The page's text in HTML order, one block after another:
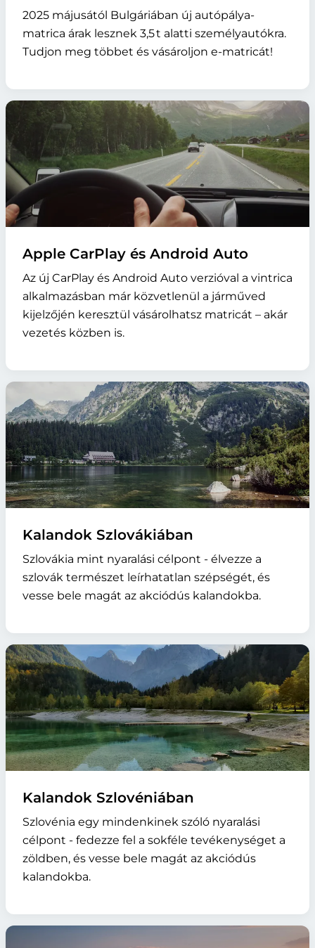
2025 májusától Bulgáriában új autópálya-
matrica árak lesznek 3,5 t alatti személyautókra.
Tudjon meg többet és vásároljon e-matricát!
Apple CarPlay és Android Auto
Az új CarPlay és Android Auto verzióval a vintrica
alkalmazásban már közvetlenül a járműved
kijelzőjén keresztül vásárolhatsz matricát – akár
vezetés közben is.
Kalandok Szlovákiában
Szlovákia mint nyaralási célpont - élvezze a
szlovák természet leírhatatlan szépségét, és
vesse bele magát az akciódús kalandokba.
Kalandok Szlovéniában
Szlovénia egy mindenkinek szóló nyaralási
célpont - fedezze fel a sokféle tevékenységet a
zöldben, és vesse bele magát az akciódús
kalandokba.